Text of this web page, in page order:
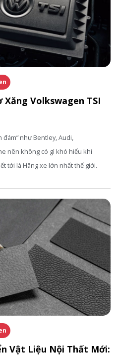
Xăng Volkswagen TSI
như Bentley, Audi,
nên không có gì khó hiểu khi
tới là Hãng xe lớn nhất thế giới.
Vật Liệu Nội Thất Mới: